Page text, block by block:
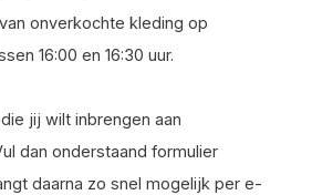
onverkochte kleding op
16:00 en 16:30 uur.
jij wilt inbrengen aan
dan onderstaand formulier
daarna zo snel mogelijk per e-